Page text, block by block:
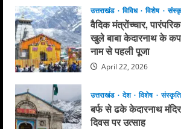
उत्तराखंड विविध विशेष
वैदिक मंत्रोंच्चार,
खुले बाबा केदारनाथ के
नाम से पहली पूजा
April 22, 2026
उत्तराखंड देश विशेष संस्कृति
बर्फ से ढके केदारनाथ
दिवस पर उत्साह